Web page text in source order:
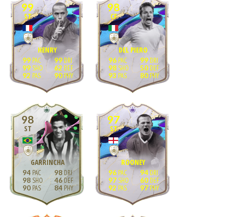
99
ST
HENRY
99
99
92
99
62
90
98
CF
DEL PIERO
96
98
93
99
50
80
98
ST
GARRINCHA
94
98
90
98
46
84
97
ST
ROONEY
96
97
92
94
60
97